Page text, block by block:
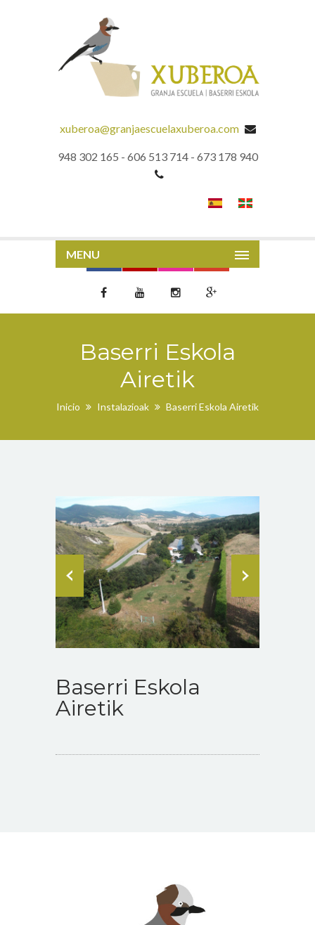
xuberoa@granjaescuelaxuberoa.com
948 302 165 - 606 513 714 - 673 178 940
MENU
Baserri Eskola
Airetik
Inicio Instalazioak Baserri Eskola Airetik
Baserri Eskola
Airetik